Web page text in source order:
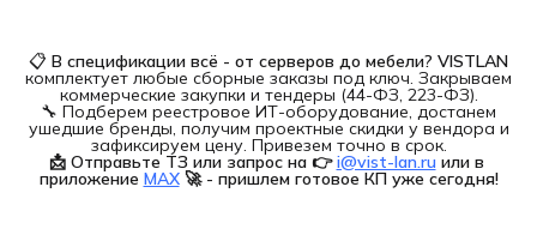
📋 В спецификации всё - от серверов до мебели? VISTLAN
комплектует любые сборные заказы под ключ. Закрываем
коммерческие закупки и тендеры (44-ФЗ, 223-ФЗ).
🔧 Подберем реестровое ИТ-оборудование, достанем
ушедшие бренды, получим проектные скидки у вендора и
зафиксируем цену. Привезем точно в срок.
📩 Отправьте ТЗ или запрос на 👉 i@vist-lan.ru или в
приложение MAX 🚀 - пришлем готовое КП уже сегодня!